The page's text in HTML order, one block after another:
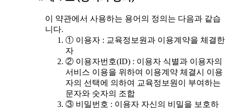
이 약관에서 사용하는 용어의 정의는 다음과 같습
니다.
① 이용자 : 교육정보원과 이용계약을 체결한
자
② 이용자번호(ID) : 이용자 식별과 이용자의
서비스 이용을 위하여 이용계약 체결시 이용
자의 선택에 의하여 교육정보원이 부여하는
문자와 숫자의 조합
③ 비밀번호 : 이용자 자신의 비밀을 보호하